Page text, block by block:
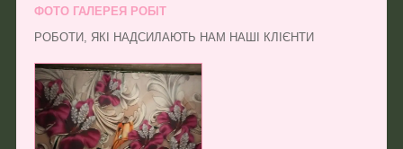
ФОТО ГАЛЕРЕЯ РОБІТ
РОБОТИ, ЯКІ НАДСИЛАЮТЬ НАМ НАШІ КЛІЄНТИ